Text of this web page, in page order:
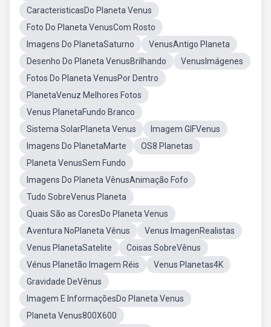
CaracteristicasDo Planeta Venus
Foto Do Planeta VenusCom Rosto
Imagens Do PlanetaSaturno
VenusAntigo Planeta
Desenho Do Planeta VenusBrilhando
VenusImágenes
Fotos Do Planeta VenusPor Dentro
PlanetaVenuz Melhores Fotos
Venus PlanetaFundo Branco
Sistema SolarPlaneta Venus
Imagem GIFVenus
Imagens Do PlanetaMarte
OS8 Planetas
Planeta VenusSem Fundo
Imagens Do Planeta VênusAnimação Fofo
Tudo SobreVenus Planeta
Quais São as CoresDo Planeta Venus
Aventura NoPlaneta Vênus
Venus ImagenRealistas
Venus PlanetaSatelite
Coisas SobreVênus
Vénus Planetão Imagem Réis
Venus Planetas4K
Gravidade DeVênus
Imagem E InformaçõesDo Planeta Venus
Planeta Venus800X600